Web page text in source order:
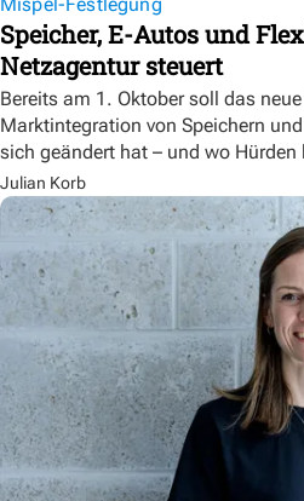
Speicher, E-Autos und
Netzagentur steuert
Bereits am 1. Oktober soll das
Marktintegration von Speichern
sich geändert hat – und wo Hürden
Julian Korb